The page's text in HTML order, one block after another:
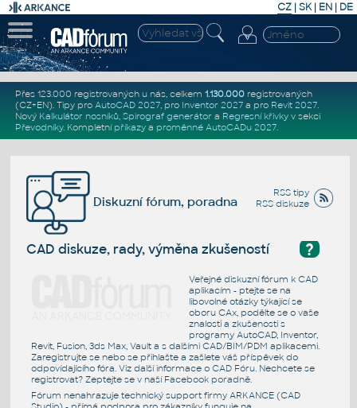
CZ | SK| EN | DE
Přes 123.000 registrovaných u nás, celkem 1.130.000registrovaných
(CZ+EN). Tipy pro AutoCAD 2027, pro Inventor 2027a pro Revit 2027.
Nový Kalkulátor nosníků, Spirograf generátor a Regresní křivkyv sekci
Převodníky. Kompletní příkazya proměnné AutoCADu 2027.
RSS tipy
RSS diskuze
Diskuzní fórum, poradna
?
CAD diskuze, rady, výměna zkušeností
Veřejné diskuzní fórum k CAD
aplikacím - ptejte se na
libovolné otázky týkající se
oboru CAx, podělte se o vaše
znalosti a zkušenosti s
programy AutoCAD, Inventor,
Revit, Fusion, 3ds Max, Vault a s dalšími CAD/BIM/PDM aplikacemi.
Zaregistrujte se nebo se přihlašte a zašlete váš příspěvek do
odpovídajícího fóra. Viz další informace o CAD Fóru. Nechcete se
registrovat? Zeptejte se v naší Facebook poradně.
Fórum nenahrazuje technický support firmy ARKANCE (CAD